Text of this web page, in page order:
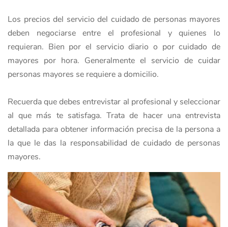
Los precios del servicio del cuidado de personas mayores
deben negociarse entre el profesional y quienes lo
requieran. Bien por el servicio diario o por cuidado de
mayores por hora. Generalmente el servicio de cuidar
personas mayores se requiere a domicilio.
Recuerda que debes entrevistar al profesional y seleccionar
al que más te satisfaga. Trata de hacer una entrevista
detallada para obtener información precisa de la persona a
la que le das la responsabilidad de cuidado de personas
mayores.